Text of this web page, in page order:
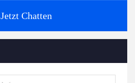
Jetzt Chatten